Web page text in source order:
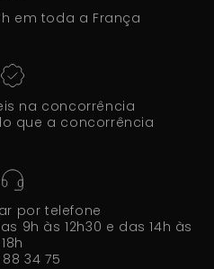
em toda a França
na concorrência
que a concorrência
por telefone
9h às 12h30 e das 14h às
18h
88 34 75